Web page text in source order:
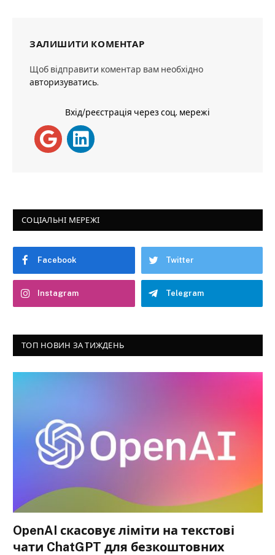
ЗАЛИШИТИ КОМЕНТАР
Щоб відправити коментар вам необхідно
авторизуватись.
Вхід/реєстрація через соц. мережі
СОЦІАЛЬНІ МЕРЕЖІ
Facebook Twitter
Instagram Telegram
ТОП НОВИН ЗА ТИЖДЕНЬ
OpenAI скасовує ліміти на текстові
чати ChatGPT для безкоштовних